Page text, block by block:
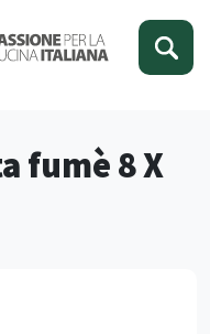
fumè 8 X